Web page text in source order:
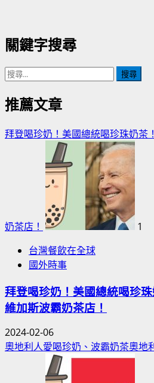
關鍵字搜尋
搜
關
字:
推薦文章
拜登喝珍奶！美國總統喝珍珠奶茶
奶茶店！
1
台灣餐飲在全球
國外時事
拜登喝珍奶！美國總統喝珍
維加斯波霸奶茶店！
2024-02-06
奧地利人愛喝珍奶、波霸奶茶奧地